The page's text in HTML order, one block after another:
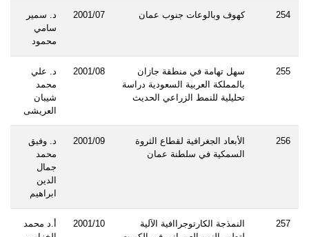
254 كهوف وبالوعات جنوب عمان 2001/07
د. سمير
سامي
محمود
255
سهل تهامة في منطقة جازان
بالمملكة العربية السعودية دراسة
تحليلية للنمط الزراعي الحديث
2001/08
د. علي
محمد
شيبان
العريشى
256
الأبعاد الجغرافية لقطاع الثروة
السمكية في سلطنة عمان
2001/09
د. وفيق
محمد
جمال
الدين
ابراهيم
257
النمذجة الكارتوجراافية الآلية
2001/10
أ.د محمد